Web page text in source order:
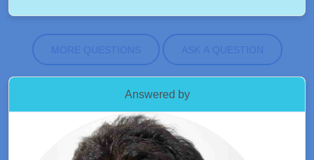
MORE QUESTIONS ASK A QUESTION
Answered by